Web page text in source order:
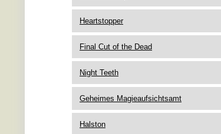
Heartstopper
Final Cut of the Dead
Night Teeth
Geheimes Magieaufsichtsamt
Halston